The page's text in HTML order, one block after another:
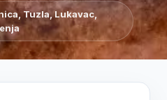
Tuzla, Lukavac,